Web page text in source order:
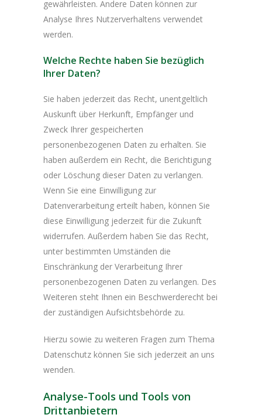
gewährleisten. Andere Daten können zur
Analyse Ihres Nutzerverhaltens verwendet
werden.
Welche Rechte haben Sie bezüglich
Ihrer Daten?
Sie haben jederzeit das Recht, unentgeltlich
Auskunft über Herkunft, Empfänger und
Zweck Ihrer gespeicherten
personenbezogenen Daten zu erhalten. Sie
haben außerdem ein Recht, die Berichtigung
oder Löschung dieser Daten zu verlangen.
Wenn Sie eine Einwilligung zur
Datenverarbeitung erteilt haben, können Sie
diese Einwilligung jederzeit für die Zukunft
widerrufen. Außerdem haben Sie das Recht,
unter bestimmten Umständen die
Einschränkung der Verarbeitung Ihrer
personenbezogenen Daten zu verlangen. Des
Weiteren steht Ihnen ein Beschwerderecht bei
der zuständigen Aufsichtsbehörde zu.
Hierzu sowie zu weiteren Fragen zum Thema
Datenschutz können Sie sich jederzeit an uns
wenden.
Analyse-Tools und Tools von
Dritt­anbietern